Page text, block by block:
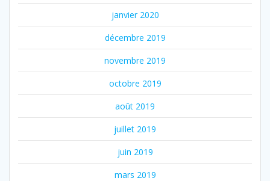
janvier 2020
décembre 2019
novembre 2019
octobre 2019
août 2019
juillet 2019
juin 2019
mars 2019